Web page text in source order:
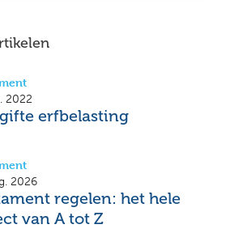
2022
erfbelasting
2026
regelen: het hele
van A tot Z